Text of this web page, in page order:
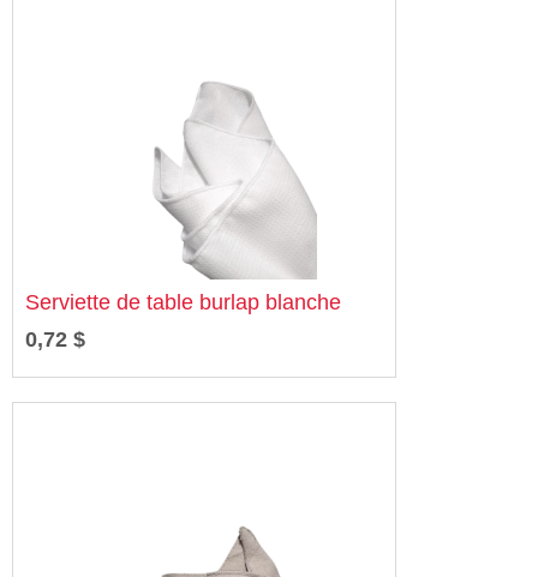
Serviette de table burlap blanche
0,72 $